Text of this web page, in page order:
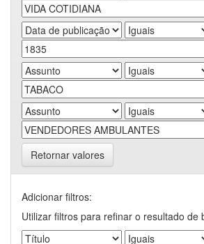
Retornar valores
Adicionar filtros:
Utilizar filtros para refinar o resultado de